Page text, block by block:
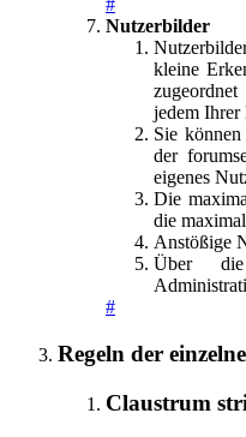
#
Nutzerbilder
kleine
jedem Ihrer
Sie
der
eigenes
Die
die
Anstößige
Über die
#
Regeln der
Claustrum